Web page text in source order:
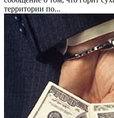
территории по...